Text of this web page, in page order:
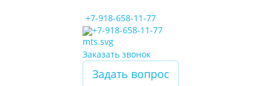
+7-918-658-11-77
+7-918-658-11-77
Заказать звонок
Задать вопрос